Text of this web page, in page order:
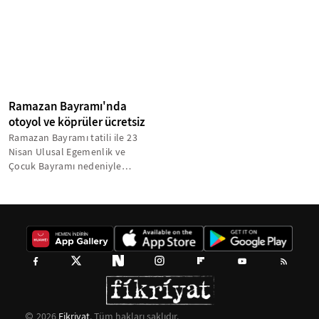
Ramazan Bayramı'nda
otoyol ve köprüler ücretsiz
Ramazan Bayramı tatili ile 23
Nisan Ulusal Egemenlik ve
Çocuk Bayramı nedeniyle
2026 Fikriyat. Tüm hakları saklıdır.